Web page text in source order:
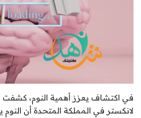
في اكتشاف يعزز أهمية النوم، كشفت
لانكستر في المملكة المتحدة أن